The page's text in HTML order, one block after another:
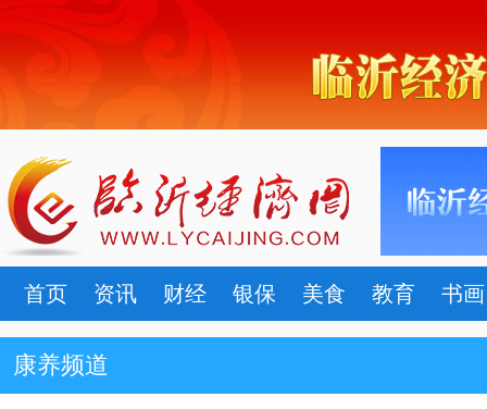
首页 资讯 财经 银保 美食 教育 书画
康养频道